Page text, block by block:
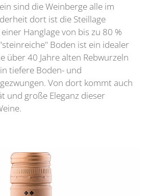
sind die Weinberge alle im
dort ist die Steillage
Hanglage von bis zu 80 %
Boden ist ein idealer
über 40 Jahre alten Rebwurzeln
tiefere Boden- und
Von dort kommt auch
und große Eleganz dieser